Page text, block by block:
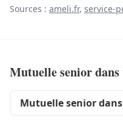
Sources : ameli.fr, service-
Mutuelle senior
Mutuelle senior